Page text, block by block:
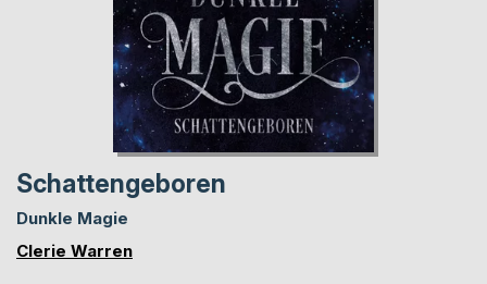
Schattengeboren
Dunkle Magie
Clerie Warren